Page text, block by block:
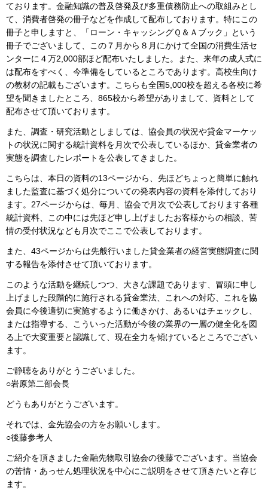
ております。金融知識の普及啓発及び多重債務防止への取組みとし
て、消費者啓発の冊子などを作成して配布しております。特にこの
冊子と申しますと、「ローン・キャッシングＱ＆Ａブック」という
冊子でございまして、この７月から８月にかけて全国の消費生活セ
ンターに４万2,000部ほど配布いたしました。また、来年の成人式に
は配布をすべく、今準備をしているところであります。高校生向け
の教材の記載もございます。こちらも全国5,000校を超える各校に希
望を聞きましたところ、865校から希望がありまして、資料として
配布させて頂いております。
また、調査・研究活動としましては、協会員の状況や貸金マーケッ
トの状況に関する統計資料を月次で公表しているほか、貸金業者の
実態を調査したレポートを公表してきました。
こちらは、本日の資料の13ページから、先ほどちょっと簡単に触れ
ました監査に基づく処分についての発表内容の資料を添付しており
ます。27ページからは、毎月、協会で月次で公表しております各種
統計資料、この中には先ほど申し上げましたお客様からの相談、苦
情の受付状況なども月次でここで公表しております。
また、43ページからは先般行いました貸金業者の経営実態調査に関
する報告を添付させて頂いております。
このような活動を継続しつつ、大きな課題であります、冒頭に申し
上げました段階的に施行される貸金業法、これへの対応、これを協
会員に今後適切に実施するように働きかけ、あるいはチェックし、
または指導する、こういった活動が今後の業界の一層の健全化を図
る上で大変重要と認識して、現在全力を傾けているところでござい
ます。
ご静聴をありがとうございました。
○岩原第二部会長
どうもありがとうございます。
それでは、金先協会の方をお願いします。
○後藤参考人
ご紹介を頂きました金融先物取引協会の後藤でございます。当協会
の苦情・あっせん処理状況を中心にご説明をさせて頂きたいと存じ
ます。